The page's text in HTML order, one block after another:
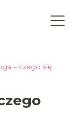
– czego się